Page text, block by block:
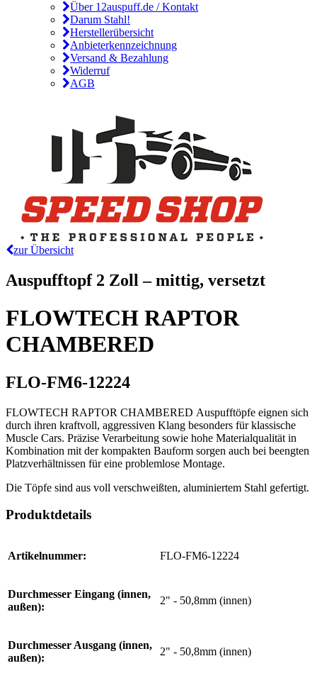
Über 12auspuff.de / Kontakt
Darum Stahl!
Herstellerübersicht
Anbieterkennzeichnung
Versand & Bezahlung
Widerruf
AGB
zur Übersicht
Auspufftopf 2 Zoll – mittig, versetzt
FLOWTECH RAPTOR
CHAMBERED
FLO-FM6-12224
FLOWTECH RAPTOR CHAMBERED Auspufftöpfe eignen sich
durch ihren kraftvoll, aggressiven Klang besonders für klassische
Muscle Cars. Präzise Verarbeitung sowie hohe Materialqualität in
Kombination mit der kompakten Bauform sorgen auch bei beengten
Platzverhältnissen für eine problemlose Montage.
Die Töpfe sind aus voll verschweißten, aluminiertem Stahl gefertigt.
Produktdetails
Artikelnummer: FLO-FM6-12224
Durchmesser Eingang (innen,
außen):
2" - 50,8mm (innen)
Durchmesser Ausgang (innen,
außen):
2" - 50,8mm (innen)